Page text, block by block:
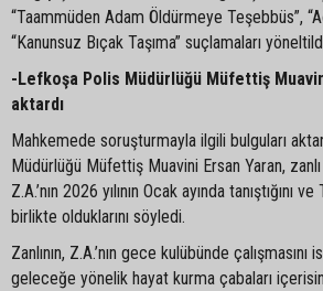
“Taammüden Adam Öldürmeye Teşebbüs”,
“Kanunsuz Bıçak Taşıma” suçlamaları
-Lefkoşa Polis Müdürlüğü Müfettiş
aktardı
Mahkemede soruşturmayla ilgili bulguları
Müdürlüğü Müfettiş Muavini Ersan Yaran,
Z.A.’nın 2026 yılının Ocak ayında tanıştığını
birlikte olduklarını söyledi.
Zanlının, Z.A.’nın gece kulübünde
geleceğe yönelik hayat kurma çabaları